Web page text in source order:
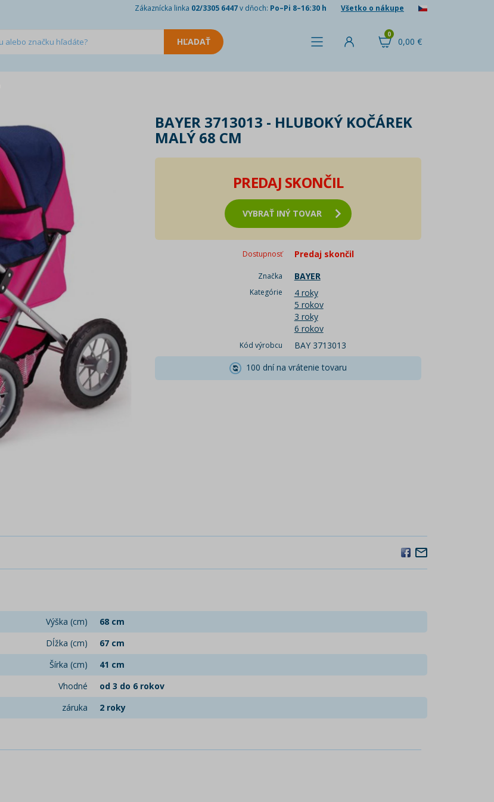
Zákaznícka linka 02/3305 6447v dňoch: Po–Pi 8–16:30 h Všetko o nákupe
0,00 €
0
BAYER 3713013 - HLUBOKÝ KOČÁREK
MALÝ 68 CM
PREDAJ SKONČIL
VYBRAŤ INÝ TOVAR
Dostupnosť Predaj skončil
Značka BAYER
Kategórie
4 roky
5 rokov
3 roky
6 rokov
Kód výrobcu
BAY 3713013
100 dní na vrátenie tovaru
Výška (cm)
68 cm
Dĺžka (cm)
67 cm
Šírka (cm)
41 cm
Vhodné
od 3 do 6 rokov
záruka
2 roky